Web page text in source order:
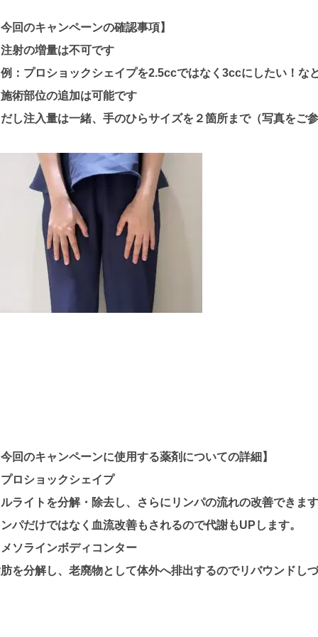
回のキャンペーンの確認事項】
射の増量は不可です
：プロショックシェイプを2.5ccではなく3ccにしたい！など
術部位の追加は可能です
し注入量は一緒、手のひらサイズを２箇所まで（写真をご参
回のキャンペーンに使用する薬剤についての詳細】
ロショックシェイプ
ライトを分解・除去し、さらにリンパの流れの改善できます
パだけではなく血流改善もされるので代謝もUPします。
ソラインボディコンター
を分解し、老廃物として体外へ排出するのでリバウンドしづ